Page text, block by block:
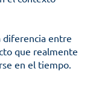
diferencia entre
que realmente
en el tiempo.